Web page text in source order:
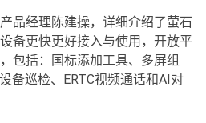
品经理陈建操，详细介绍了萤石
备更快更好接入与使用，开放平
包括：国标添加工具、多屏组
备巡检、ERTC视频通话和AI对